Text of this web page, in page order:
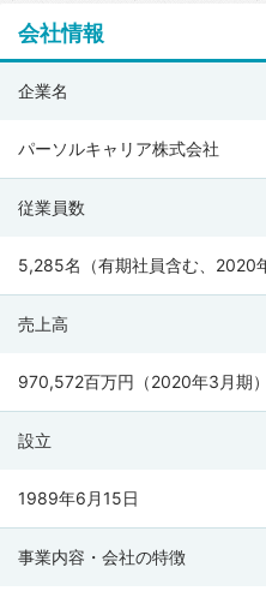
会社情報
ル
会
企業名
パーソルキャリア株式会社
従業員数
5,285名（有期社員含む、2020
売上高
970,572百万円（2020年3月期）
設立
1989年6月15日
事業内容・会社の特徴